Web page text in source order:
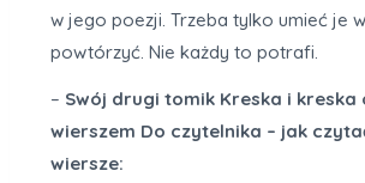
w jego poezji. Trzeba tylko umieć je
powtórzyć. Nie każdy to potrafi.
– Swój drugi tomik Kreska i
wierszem Do czytelnika – jak
wiersze: